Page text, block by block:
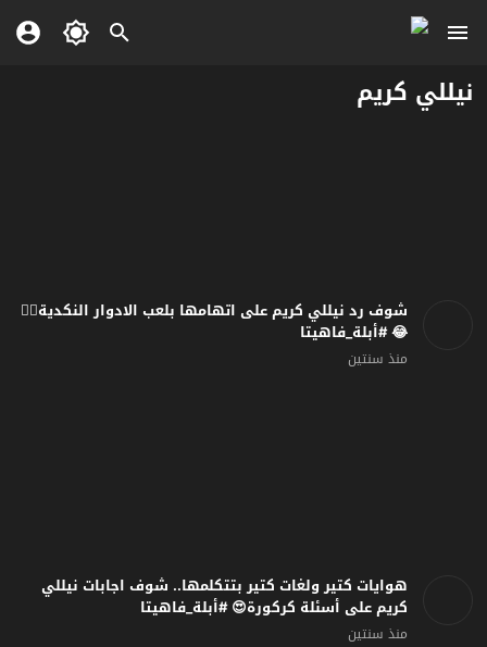
نيللي كريم
شوف رد نيللي كريم على اتهامها بلعب الادوار النكدية🤦‍♂️
😂 #أبلة_فاهيتا
منذ سنتين
هوايات كتير ولغات كتير بتتكلمها.. شوف اجابات نيللي
كريم على أسئلة كركورة😍 #أبلة_فاهيتا
منذ سنتين